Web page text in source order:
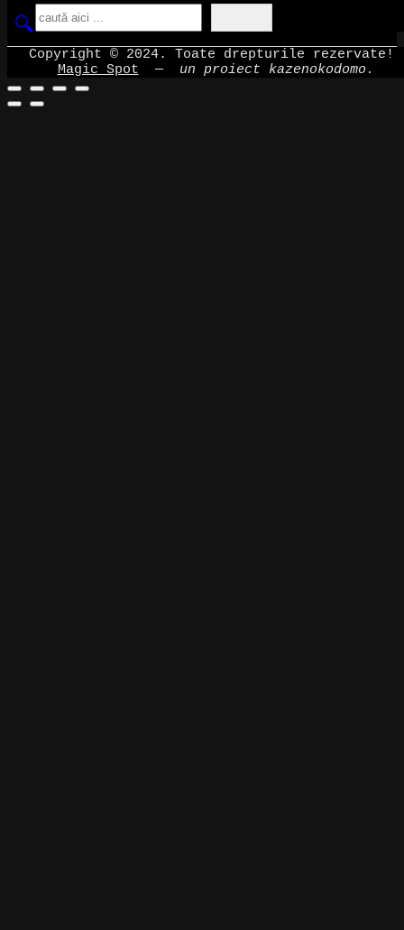
Copyright © 2024. Toate drepturile rezervate!
Magic Spot — un proiect kazenokodomo.